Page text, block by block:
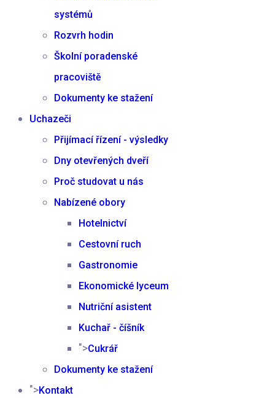
systémů
Rozvrh hodin
Školní poradenské
pracoviště
Dokumenty ke stažení
Uchazeči
Přijímací řízení - výsledky
Dny otevřených dveří
Proč studovat u nás
Nabízené obory
Hotelnictví
Cestovní ruch
Gastronomie
Ekonomické lyceum
Nutriční asistent
Kuchař - číšník
">Cukrář
Dokumenty ke stažení
">Kontakt